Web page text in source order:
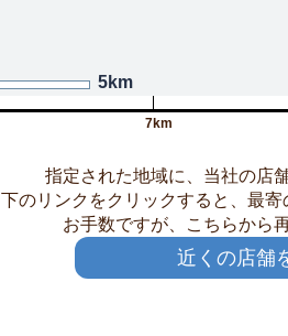
5km
7km
指定された地域に、当社の店
下のリンクをクリックすると、最寄
お手数ですが、こちらから
近くの店舗